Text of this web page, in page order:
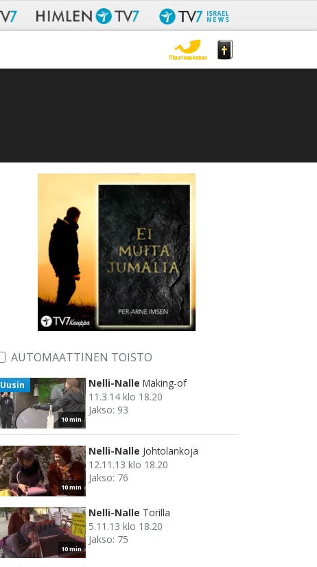
AUTOMAATTINEN TOISTO
10 min
Uusin Nelli-Nalle Making-of
11.3.14 klo 18.20
Jakso: 93
10 min
Nelli-Nalle Johtolankoja
12.11.13 klo 18.20
Jakso: 76
10 min
Nelli-Nalle Torilla
5.11.13 klo 18.20
Jakso: 75